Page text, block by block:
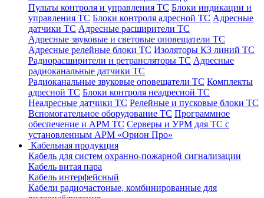
Пульты контроля и управления ТС Блоки индикации и
управления ТС Блоки контроля адресной ТС Адресные
датчики ТС Адресные расширители ТС
Адресные звуковые и световые оповещатели ТС
Адресные релейные блоки ТС Изоляторы КЗ линий ТС
Радиорасширители и ретрансляторы ТС Адресные
радиоканальные датчики ТС
Радиоканальные звуковые оповещатели ТС Комплекты
адресной ТС Блоки контроля неадресной ТС
Неадресные датчики ТС Релейные и пусковые блоки ТС
Вспомогательное оборудование ТС Программное
обеспечение и АРМ ТС Серверы и УРМ для ТС с
установленным АРМ «Орион Про»
Кабельная продукция
Кабель для систем охранно-пожарной сигнализации
Кабель витая пара
Кабель интерфейсный
Кабели радиочастоные, комбинированные для